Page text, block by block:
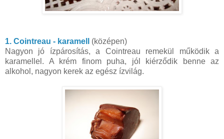
1. Cointreau - karamell
(középen)
Nagyon jó ízpárosítás, a Cointreau remekül működik a
karamellel. A krém finom puha, jól kiérződik benne az
alkohol, nagyon kerek az egész ízvilág.